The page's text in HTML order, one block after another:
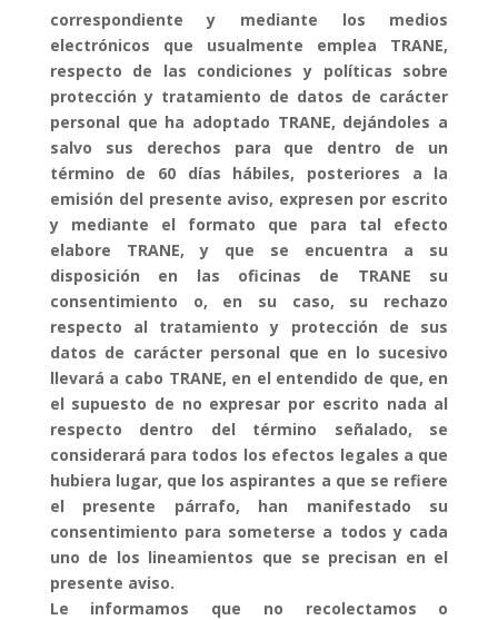
correspondiente y mediante los medios
electrónicos que usualmente emplea TRANE,
respecto de las condiciones y políticas sobre
protección y tratamiento de datos de carácter
personal que ha adoptado TRANE, dejándoles a
salvo sus derechos para que dentro de un
término de 60 días hábiles, posteriores a la
emisión del presente aviso, expresen por escrito
y mediante el formato que para tal efecto
elabore TRANE, y que se encuentra a su
disposición en las oficinas de TRANE su
consentimiento o, en su caso, su rechazo
respecto al tratamiento y protección de sus
datos de carácter personal que en lo sucesivo
llevará a cabo TRANE, en el entendido de que, en
el supuesto de no expresar por escrito nada al
respecto dentro del término señalado, se
considerará para todos los efectos legales a que
hubiera lugar, que los aspirantes a que se refiere
el presente párrafo, han manifestado su
consentimiento para someterse a todos y cada
uno de los lineamientos que se precisan en el
presente aviso.
Le informamos que no recolectamos o